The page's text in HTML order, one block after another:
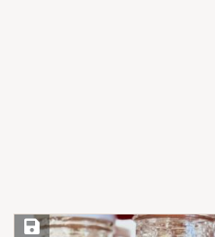
Save Recipe